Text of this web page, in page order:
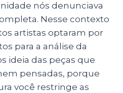
nós denunciava
Nesse contexto
artistas optaram por
para a análise da
ideia das peças que
pensadas, porque
você restringe as